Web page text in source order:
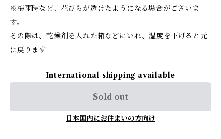
※梅雨時など、花びらが透けたようになる場合がございま
す。
その際は、乾燥剤を入れた箱などにいれ、湿度を下げると元
に戻ります
International shipping available
Sold out
日本国内にお住まいの方向け